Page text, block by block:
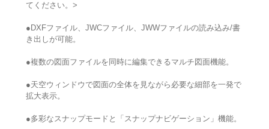
てください。>
●DXFファイル、JWCファイル、JWWファイルの読み込み/書
き出しが可能。
●複数の図面ファイルを同時に編集できるマルチ図面機能。
●天空ウィンドウで図面の全体を見ながら必要な細部を一発で
拡大表示。
●多彩なスナップモードと「スナップナビゲーション」機能。